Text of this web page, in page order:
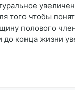
того чтобы
полового
конца жизни